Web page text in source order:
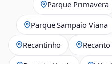
Parque Primavera
Parque Sampaio Viana
Recantinho